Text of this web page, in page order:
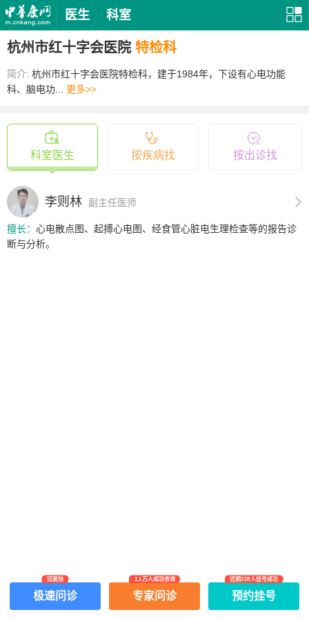
医生 科室
杭州市红十字会医院 特检科
简介: 杭州市红十字会医院特检科，建于1984年，下设有心电功能
科、脑电功... 更多>>
科室医生 按疾病找 按出诊找
李则林 副主任医师
擅长： 心电散点图、起搏心电图、经食管心脏电生理检查等的报告诊
断与分析。
网上有害信息举报专区
Copyright ©
中华康网 版权所有
极速问诊
回复快
专家问诊
1.1万人成功咨询
预约挂号
近期228人挂号成功